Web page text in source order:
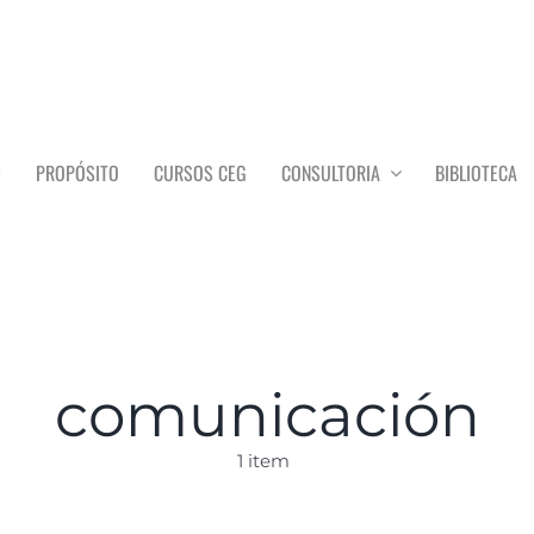
PROPÓSITO CURSOS CEG CONSULTORIA BIBLIOTECA
comunicación
1 item